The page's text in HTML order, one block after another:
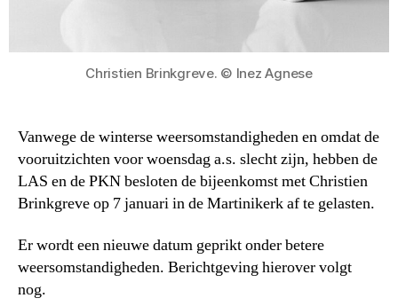
Christien Brinkgreve. © Inez Agnese
Vanwege de winterse weersomstandigheden en omdat de
vooruitzichten voor woensdag a.s. slecht zijn, hebben de
LAS en de PKN besloten de bijeenkomst met Christien
Brinkgreve op 7 januari in de Martinikerk af te gelasten.
Er wordt een nieuwe datum geprikt onder betere
weersomstandigheden. Berichtgeving hierover volgt
nog.